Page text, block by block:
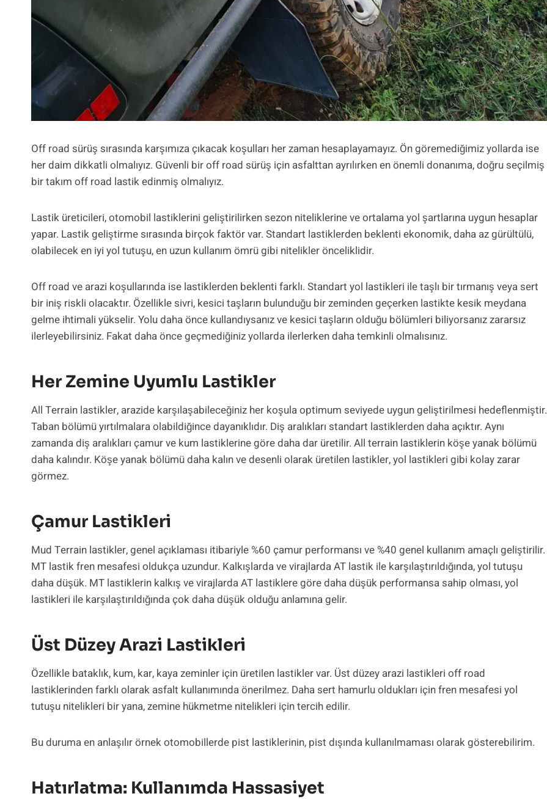
Off road sürüş sırasında karşımıza çıkacak koşulları her zaman hesaplayamayız. Ön göremediğimiz yollarda ise
her daim dikkatli olmalıyız. Güvenli bir off road sürüş için asfalttan ayrılırken en önemli donanıma, doğru seçilmiş
bir takım off road lastik edinmiş olmalıyız.
Lastik üreticileri, otomobil lastiklerini geliştirilirken sezon niteliklerine ve ortalama yol şartlarına uygun hesaplar
yapar. Lastik geliştirme sırasında birçok faktör var. Standart lastiklerden beklenti ekonomik, daha az gürültülü,
olabilecek en iyi yol tutuşu, en uzun kullanım ömrü gibi nitelikler önceliklidir.
Off road ve arazi koşullarında ise lastiklerden beklenti farklı. Standart yol lastikleri ile taşlı bir tırmanış veya sert
bir iniş riskli olacaktır. Özellikle sivri, kesici taşların bulunduğu bir zeminden geçerken lastikte kesik meydana
gelme ihtimali yükselir. Yolu daha önce kullandıysanız ve kesici taşların olduğu bölümleri biliyorsanız zararsız
ilerleyebilirsiniz. Fakat daha önce geçmediğiniz yollarda ilerlerken daha temkinli olmalısınız.
Her Zemine Uyumlu Lastikler
All Terrain lastikler, arazide karşılaşabileceğiniz her koşula optimum seviyede uygun geliştirilmesi hedeflenmiştir.
Taban bölümü yırtılmalara olabildiğince dayanıklıdır. Diş aralıkları standart lastiklerden daha açıktır. Aynı
zamanda diş aralıkları çamur ve kum lastiklerine göre daha dar üretilir. All terrain lastiklerin köşe yanak bölümü
daha kalındır. Köşe yanak bölümü daha kalın ve desenli olarak üretilen lastikler, yol lastikleri gibi kolay zarar
görmez.
Çamur Lastikleri
Mud Terrain lastikler, genel açıklaması itibariyle %60 çamur performansı ve %40 genel kullanım amaçlı geliştirilir.
MT lastik fren mesafesi oldukça uzundur. Kalkışlarda ve virajlarda AT lastik ile karşılaştırıldığında, yol tutuşu
daha düşük. MT lastiklerin kalkış ve virajlarda AT lastiklere göre daha düşük performansa sahip olması, yol
lastikleri ile karşılaştırıldığında çok daha düşük olduğu anlamına gelir.
Üst Düzey Arazi Lastikleri
Özellikle bataklık, kum, kar, kaya zeminler için üretilen lastikler var. Üst düzey arazi lastikleri off road
lastiklerinden farklı olarak asfalt kullanımında önerilmez. Daha sert hamurlu oldukları için fren mesafesi yol
tutuşu nitelikleri bir yana, zemine hükmetme nitelikleri için tercih edilir.
Bu duruma en anlaşılır örnek otomobillerde pist lastiklerinin, pist dışında kullanılmaması olarak gösterebilirim.
Hatırlatma: Kullanımda Hassasiyet